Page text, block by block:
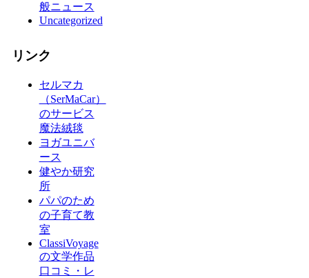
般ニュース
Uncategorized
リンク
セルマカ
（SerMaCar）
のサービス
魔法絨毯
ヨガユニバ
ース
健やか研究
所
パパのため
の子育て教
室
ClassiVoyage
の文学作品
口コミ・レ